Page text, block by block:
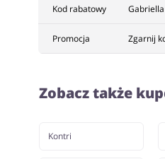
Kod rabatowy
Promocja Zgarnij
Zobacz także
Kontri